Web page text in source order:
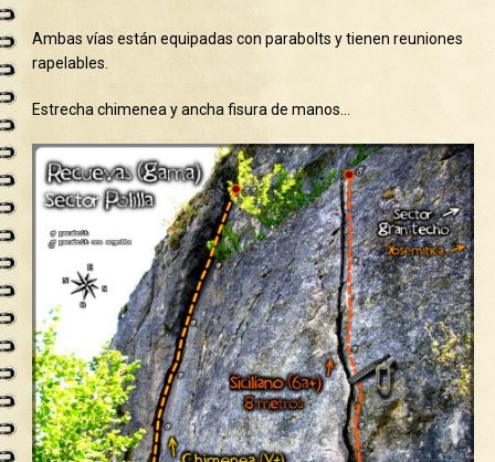
Ambas vías están equipadas con parabolts y tienen reuniones
rapelables.
Estrecha chimenea y ancha fisura de manos…